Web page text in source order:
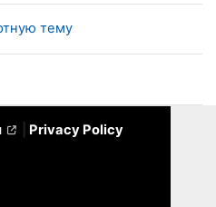
тему
Privacy Policy